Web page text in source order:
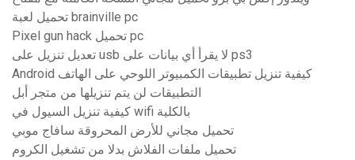
تحميل لعبة brainville pc
Pixel gun hack تحميل pc
تعديل تنزيل على usb لا يقرأ أي بيانات على ps3
Android كيفية تنزيل تطبيقات الكمبيوتر اللوحي على الهاتف
التطبيقات لن يتم تنزيلها من متجر أبل
كيفية تنزيل السيول في wifi بالكلية
تحميل مجاني للأرض المحروقة سافاج موبي
تحميل ملفات الفلاش بدلا من تشغيل الكروم